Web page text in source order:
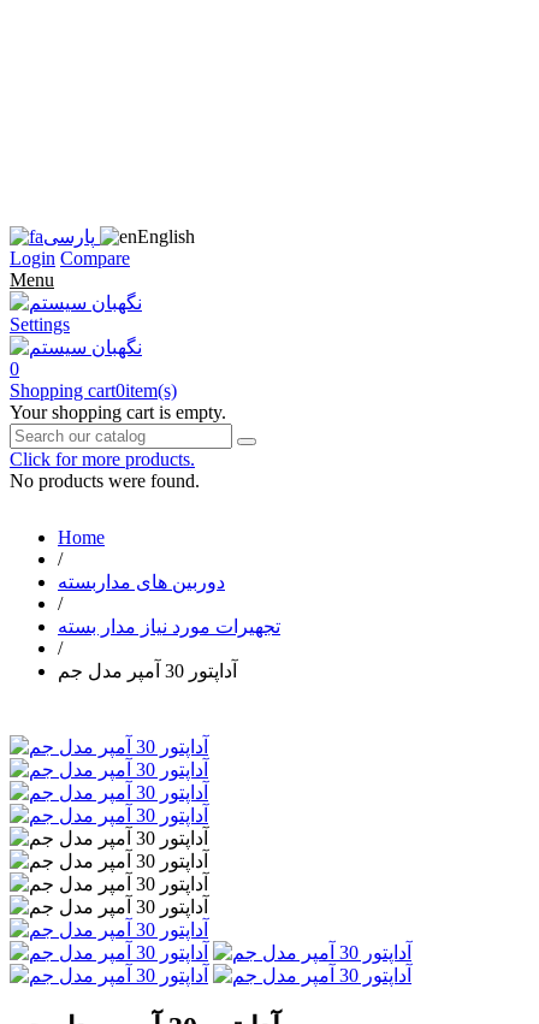
پارسی
English
Login Compare
Menu
Settings
0
Shopping cart0item(s)
Your shopping cart is empty.
Click for more products.
No products were found.
Home
/
دوربین های مداربسته
/
تجهیرات مورد نیاز مدار بسته
/
آداپتور 30 آمپر مدل جم